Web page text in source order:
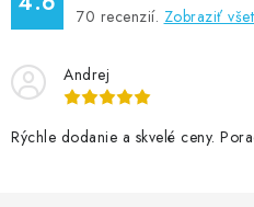
70 recenzií. Zobraziť
Andrej
Rýchle dodanie a skvelé ceny.